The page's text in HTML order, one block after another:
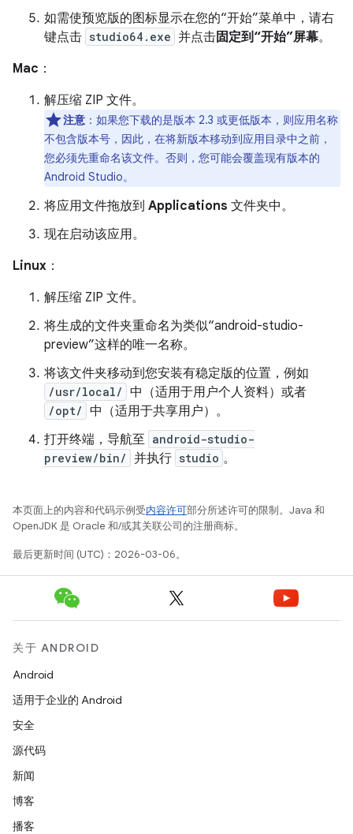
如需使预览版的图标显示在您的“开始”菜单中，请右
键点击 studio64.exe 并点击固定到“开始”屏幕。
Mac ：
解压缩 ZIP 文件。
注意 ：如果您下载的是版本 2.3 或更低版本，则应用名称
不包含版本号，因此，在将新版本移动到应用目录中之前，
您必须先重命名该文件。否则，您可能会覆盖现有版本的
Android Studio。
将应用文件拖放到 Applications 文件夹中。
现在启动该应用。
Linux ：
解压缩 ZIP 文件。
将生成的文件夹重命名为类似“android-studio-
preview”这样的唯一名称。
将该文件夹移动到您安装有稳定版的位置，例如
/usr/local/ 中（适用于用户个人资料）或者
/opt/ 中（适用于共享用户）。
打开终端，导航至 android-studio-
preview/bin/ 并执行 studio 。
本页面上的内容和代码示例受内容许可部分所述许可的限制。Java 和
OpenJDK 是 Oracle 和/或其关联公司的注册商标。
最后更新时间 (UTC)：2026-03-06。
关于 ANDROID
Android
适用于企业的 Android
安全
源代码
新闻
博客
播客